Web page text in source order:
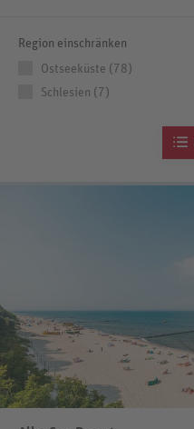
Region einschränken
Ostseeküste (78)
Schlesien (7)